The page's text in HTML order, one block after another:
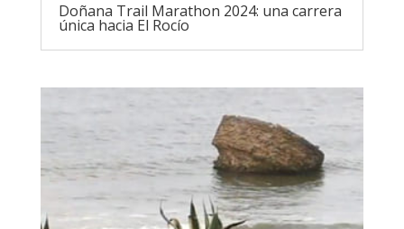
Doñana Trail Marathon 2024: una carrera
única hacia El Rocío